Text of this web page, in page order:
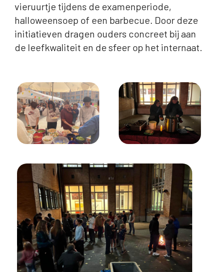
vieruurtje tijdens de examenperiode,
halloweensoep of een barbecue. Door deze
initiatieven dragen ouders concreet bij aan
de leefkwaliteit en de sfeer op het internaat.